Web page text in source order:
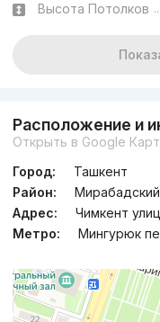
Высота Потолков
Расположение и
Открыть в Google
Город:
Ташкент
Район:
Мирабадский
Адрес:
Чимкент
Метро:
Мингурюк